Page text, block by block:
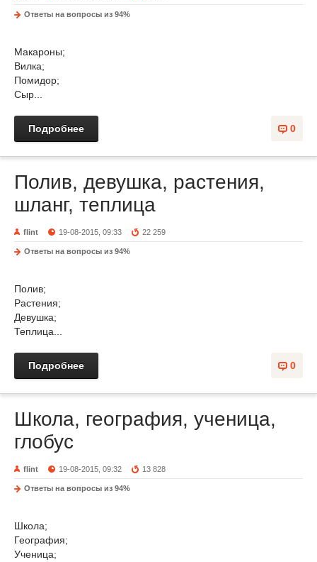
Ответы на вопросы из 94%
Макароны;
Вилка;
Помидор;
Сыр...
0
Подробнее
Полив, девушка, растения,
шланг, теплица
flint 19-08-2015, 09:33 22 259
Ответы на вопросы из 94%
Полив;
Растения;
Девушка;
Теплица...
0
Подробнее
Школа, география, ученица,
глобус
flint 19-08-2015, 09:32 13 828
Ответы на вопросы из 94%
Школа;
География;
Ученица;